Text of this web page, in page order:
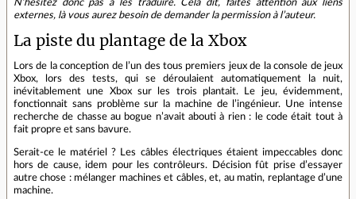
N’hésitez donc pas à les traduire. Cela dit, faites attention aux liens
externes, là vous aurez besoin de demander la permission à l’auteur.
La piste du plantage de la Xbox
Lors de la conception de l’un des tous premiers jeux de la console de jeux
Xbox, lors des tests, qui se déroulaient automatiquement la nuit,
inévitablement une Xbox sur les trois plantait. Le jeu, évidemment,
fonctionnait sans problème sur la machine de l’ingénieur. Une intense
recherche de chasse au bogue n’avait abouti à rien : le code était tout à
fait propre et sans bavure.
Serait-ce le matériel ? Les câbles électriques étaient impeccables donc
hors de cause, idem pour les contrôleurs. Décision fût prise d’essayer
autre chose : mélanger machines et câbles, et, au matin, replantage d’une
machine.